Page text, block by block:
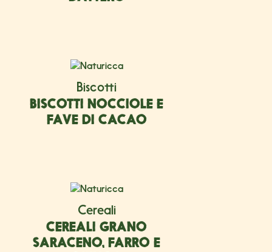
Biscotti
BISCOTTI NOCCIOLE E
FAVE DI CACAO
Cereali
CEREALI GRANO
SARACENO, FARRO E